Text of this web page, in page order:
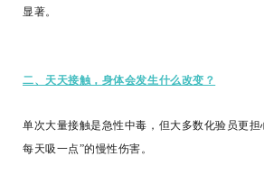
显著。
二、天天接触，身体会发生什么改变？
单次大量接触是急性中毒，但大多数化验员更担
每天吸一点”的慢性伤害。